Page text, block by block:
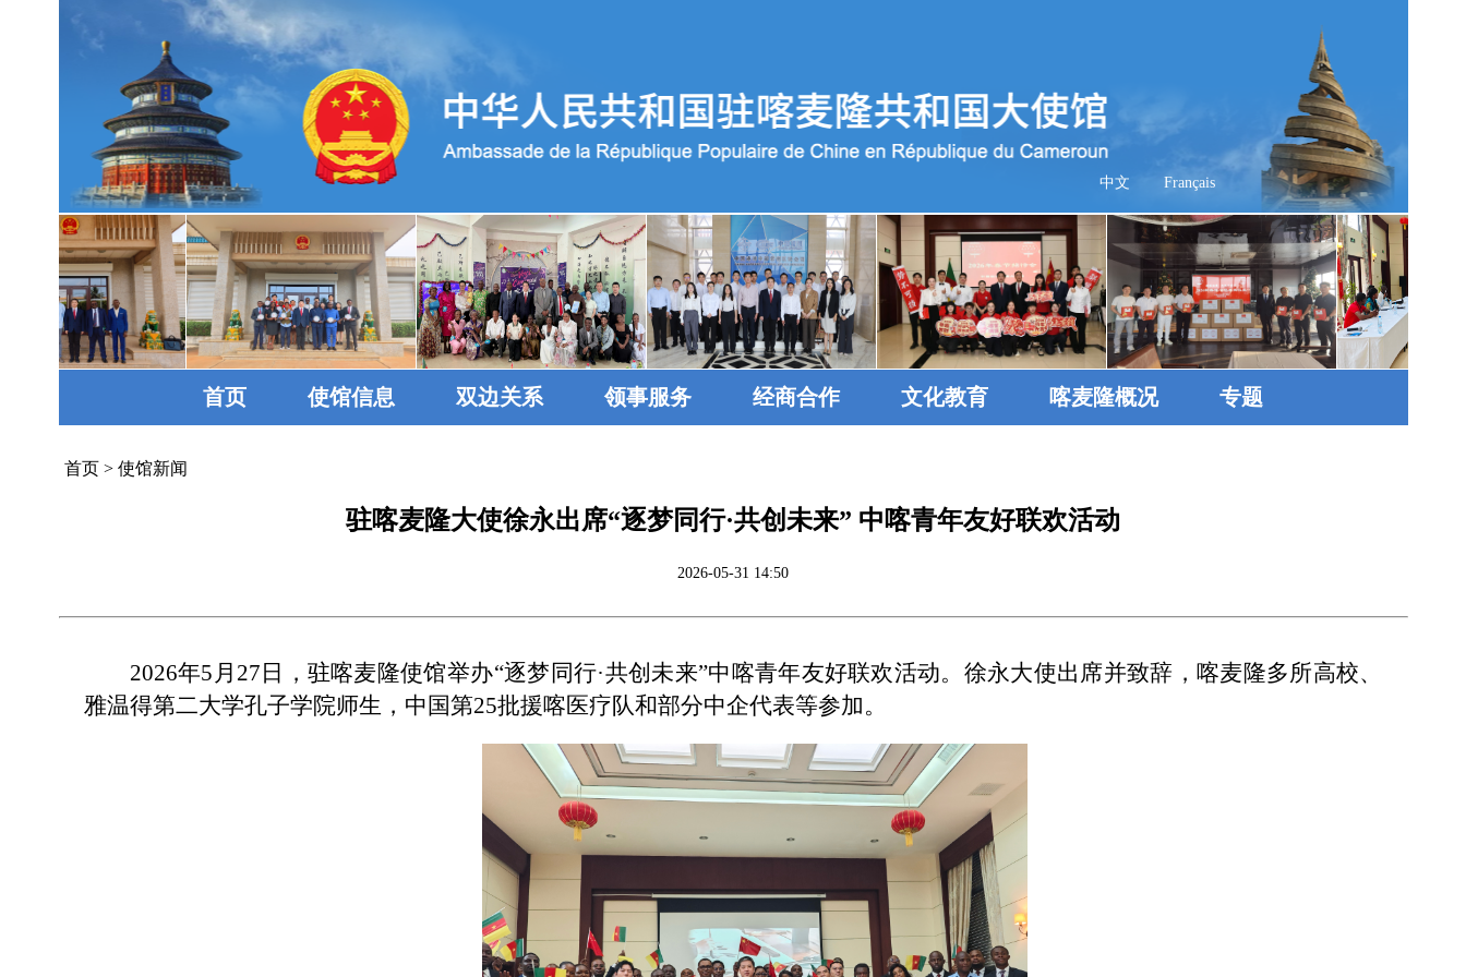
中文 Français
首页 使馆信息 双边关系 领事服务 经商合作 文化教育 喀麦隆概况 专题
首页> 使馆新闻
驻喀麦隆大使徐永出席“逐梦同行·共创未来” 中喀青年友好联欢活动
2026-05-31 14:50
2026年5月27日，驻喀麦隆使馆举办“逐梦同行·共创未来”中喀青年友好联欢活动。徐永大使出席并致辞，喀麦隆多所高校、
雅温得第二大学孔子学院师生，中国第25批援喀医疗队和部分中企代表等参加。